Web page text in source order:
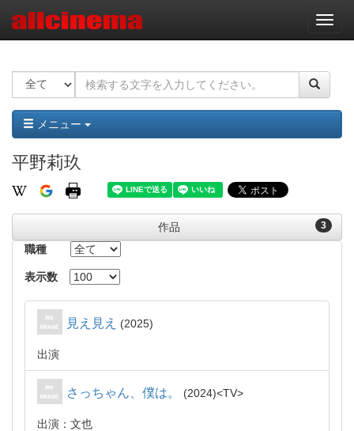
ナ
ビ
ー
ョ
ン
メニュー
平野莉玖
3
作品
職種
表示数
見え見え 2025
出演
さっちゃん、僕は。 2024 TV
出演：文也